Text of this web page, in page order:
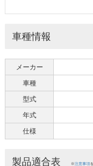
車種情報
メーカー
車種
型式
年式
仕様
製品適合表 ※注意事項